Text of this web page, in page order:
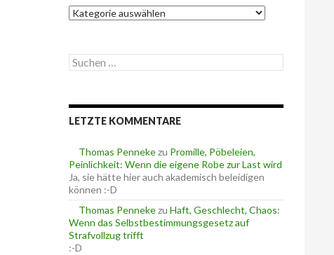
K
a
g
o
n
S
u
e
n
c
h
:
LETZTE KOMMENTARE
Thomas Pennekezu Promille, Pöbeleien,
Peinlichkeit: Wenn die eigene Robe zur Last wird
Ja, sie hätte hier auch akademisch beleidigen
können :-D
Thomas Pennekezu Haft, Geschlecht, Chaos:
Wenn das Selbstbestimmungsgesetz auf
Strafvollzug trifft
:-D